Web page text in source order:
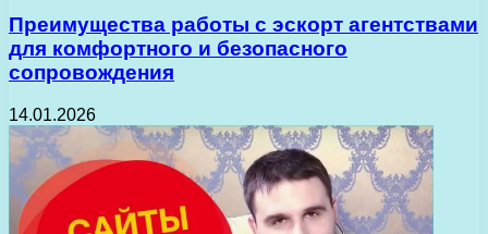
Преимущества работы с эскорт агентствами
для комфортного и безопасного
сопровождения
14.01.2026